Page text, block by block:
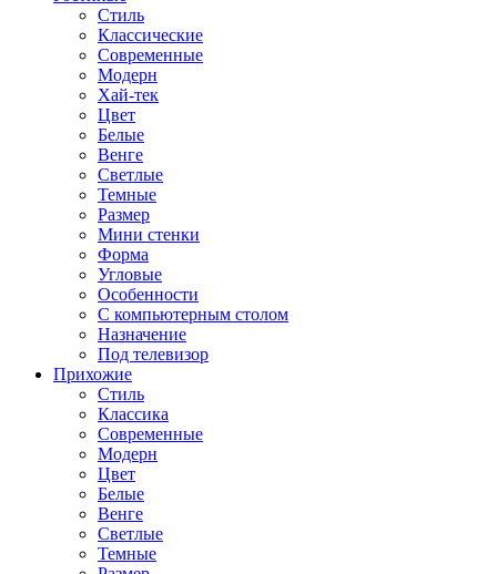
Стиль
Классические
Современные
Модерн
Хай-тек
Цвет
Белые
Венге
Светлые
Темные
Размер
Мини стенки
Форма
Угловые
Особенности
С компьютерным столом
Назначение
Под телевизор
Прихожие
Стиль
Классика
Современные
Модерн
Цвет
Белые
Венге
Светлые
Темные